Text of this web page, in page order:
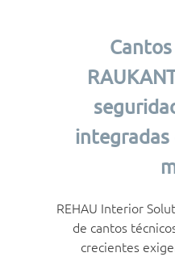
integradas
REHAU Interior
de cantos
crecientes